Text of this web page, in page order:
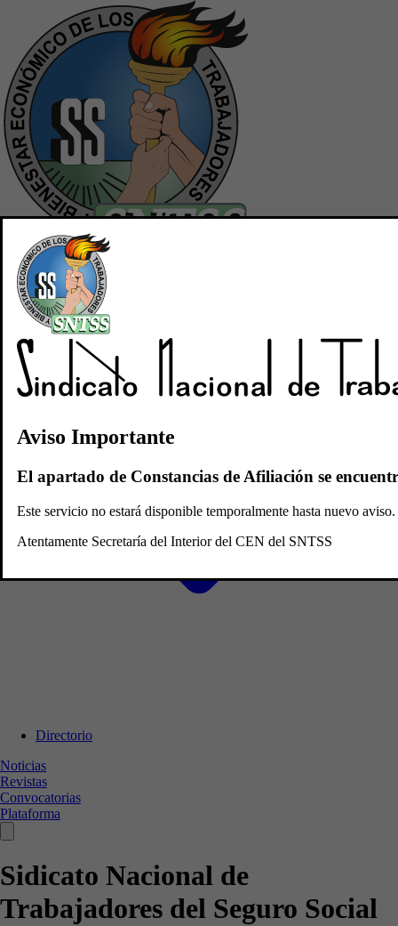
Inicio
Quiénes Somos
Directorio
Noticias
Revistas
Convocatorias
Plataforma
Sidicato Nacional de
Trabajadores del Seguro Social
Aviso Importante
El apartado de Constancias de Afiliación se
Este servicio no estará disponible temporalmente hasta nuevo
Atentamente Secretaría del Interior del CEN del SNTSS